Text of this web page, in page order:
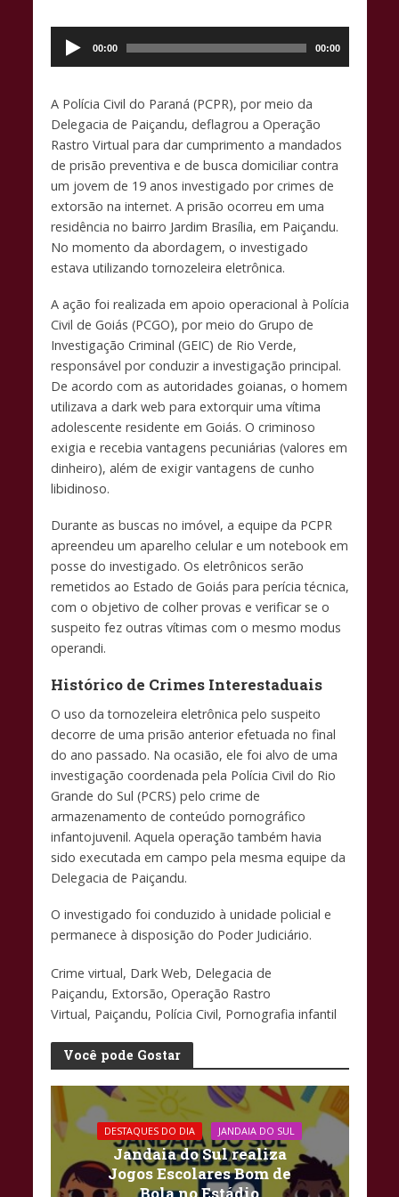
e
b
o
o
k
at
s
A
p
p
p
y
Li
n
k
Tocador
áudio
00:00 00:00
A Polícia Civil do Paraná (PCPR), por meio da
Delegacia de Paiçandu, deflagrou a Operação
Rastro Virtual para dar cumprimento a mandados
de prisão preventiva e de busca domiciliar contra
um jovem de 19 anos investigado por crimes de
extorsão na internet. A prisão ocorreu em uma
residência no bairro Jardim Brasília, em Paiçandu.
No momento da abordagem, o investigado
estava utilizando tornozeleira eletrônica.
​A ação foi realizada em apoio operacional à Polícia
Civil de Goiás (PCGO), por meio do Grupo de
Investigação Criminal (GEIC) de Rio Verde,
responsável por conduzir a investigação principal.
De acordo com as autoridades goianas, o homem
utilizava a dark web para extorquir uma vítima
adolescente residente em Goiás. O criminoso
exigia e recebia vantagens pecuniárias (valores em
dinheiro), além de exigir vantagens de cunho
libidinoso.
Durante as buscas no imóvel, a equipe da PCPR
apreendeu um aparelho celular e um notebook em
posse do investigado. Os eletrônicos serão
remetidos ao Estado de Goiás para perícia técnica,
com o objetivo de colher provas e verificar se o
suspeito fez outras vítimas com o mesmo modus
operandi.
​Histórico de Crimes Interestaduais
O uso da tornozeleira eletrônica pelo suspeito
decorre de uma prisão anterior efetuada no final
do ano passado. Na ocasião, ele foi alvo de uma
investigação coordenada pela Polícia Civil do Rio
Grande do Sul (PCRS) pelo crime de
armazenamento de conteúdo pornográfico
infantojuvenil. Aquela operação também havia
sido executada em campo pela mesma equipe da
Delegacia de Paiçandu.
O investigado foi conduzido à unidade policial e
permanece à disposição do Poder Judiciário.
Crime virtual, Dark Web, Delegacia de
Paiçandu, Extorsão, Operação Rastro
Virtual, Paiçandu, Polícia Civil, Pornografia infantil
Você pode Gostar
DESTAQUES DO DIA JANDAIA DO SUL
Jandaia do Sul realiza
Jogos Escolares Bom de
Bola no Estádio